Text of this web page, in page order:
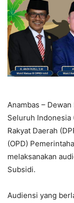
Anambas –
Seluruh Indonesia
Rakyat Daerah
(OPD)
melaksanakan
Subsidi.
Audiensi yang